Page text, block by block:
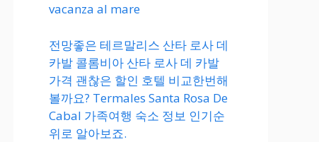
vacanza al mare
전망좋은 테르말리스 산타 로사 데
카발 콜롬비아 산타 로사 데 카발
가격 괜찮은 할인 호텔 비교한번해
볼까요? Termales Santa Rosa De
Cabal 가족여행 숙소 정보 인기순
위로 알아보죠.